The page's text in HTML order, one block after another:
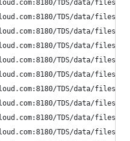
TDS/data/files/p9/
TDS/data/files/p9/
TDS/data/files/
TDS/data/files/p9/
TDS/data/files/p9/
TDS/data/files/p9/
TDS/data/files/
TDS/data/files/
TDS/data/files/
TDS/data/files/p9/